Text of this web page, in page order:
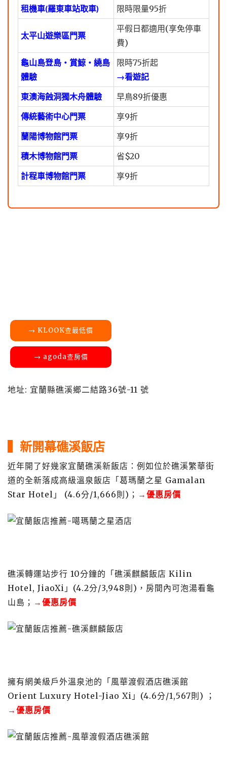
租機車(羅東車站取車) 限時限量95折
太平山遊樂區門票
平假日都適用(享免停車
費)
龜山島登島・賞鯨・繞島
體驗
限時75折起
→看遊記
東澳海蝕洞獨木舟體驗
早鳥89折優惠
傳統藝術中心門票
享9折
蘭陽博物館門票
享9折
積木博物館門票
省$20
計程車博物館門票
享9折
→ KLOOK查最低價
→ agoda查房價
地址: 宜蘭縣礁溪鄉二結路36號-11 號
新開幕礁溪飯店
近年開了好幾家宜蘭礁溪新飯店：例如位於礁溪繁華街
道的全新落成高級溫泉飯店「葛瑪蘭之星 Gamalan
Star Hotel」 (4.6分/1,666則)； →優惠房價
礁溪轉運站步行 10分鐘的「礁溪麒麟飯店 Kilin
Hotel, JiaoXi」(4.2分/3,948則)，房間內可泡湯看龜
山島； →優惠房價
擁有網美級戶外溫泉池的「風華渡假酒店礁溪館
Orient Luxury Hotel-Jiao Xi」(4.6分/1,567則) ；
→優惠房價